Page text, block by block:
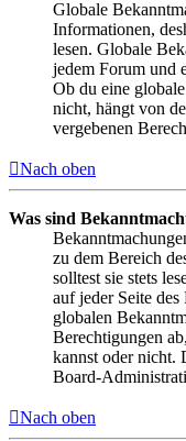
Globale
Informationen,
lesen. Globale
jedem Forum und
Ob du eine
nicht, hängt von
vergebenen
Nach oben
Was sind
zu dem Bereich
solltest sie stets
auf jeder Seite
globalen
Berechtigungen
kannst oder nicht.
Board-
Nach oben